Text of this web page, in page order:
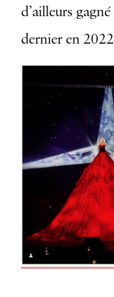
d’ailleurs
dernier en